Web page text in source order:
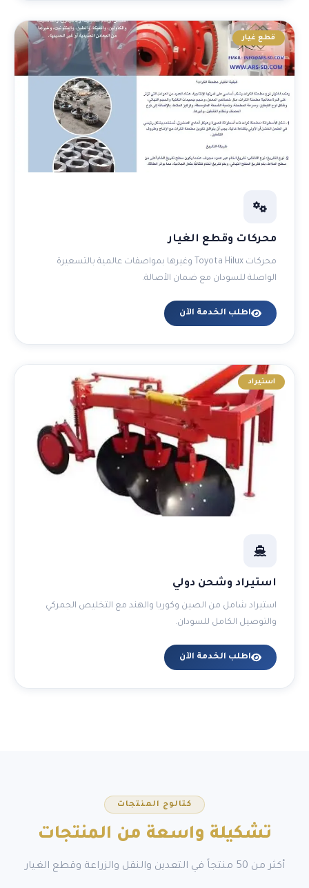
قطع غيار
محركات وقطع الغيار
محركات Toyota Hilux وغيرها بمواصفات عالمية بالتسعيرة
الواصلة للسودان مع ضمان الأصالة.
اطلب الخدمة الآن
استيراد
استيراد وشحن دولي
استيراد شامل من الصين وكوريا والهند مع التخليص الجمركي
والتوصيل الكامل للسودان.
اطلب الخدمة الآن
كتالوج المنتجات
تشكيلة واسعة من المنتجات
أكثر من 50 منتجاً في التعدين والنقل والزراعة وقطع الغيار